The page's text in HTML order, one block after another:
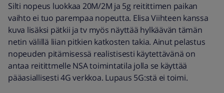
Silti nopeus luokkaa 20M/2M ja 5g reitittimen paikan
vaihto ei tuo parempaa nopeutta. Elisa Viihteen kanssa
kuva lisäksi pätkii ja tv myös näyttää hylkäävän tämän
netin välillä liian pitkien katkosten takia. Ainut pelastus
nopeuden pitämisessä realistisesti käytettävänä on
antaa reitittmelle NSA toimintatila jolla se käyttää
pääasiallisesti 4G verkkoa. Lupaus 5G:stä ei toimi.